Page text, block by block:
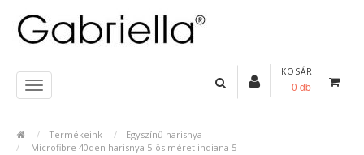
KOSÁR
0 db
Termékeink
Egyszínű harisnya
Microfibre 40den harisnya 5-ös méret indiana 5